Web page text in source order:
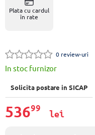
Plata cu cardul
în rate
0 review-uri
In stoc furnizor
Solicita postare in SICAP
53699
lei